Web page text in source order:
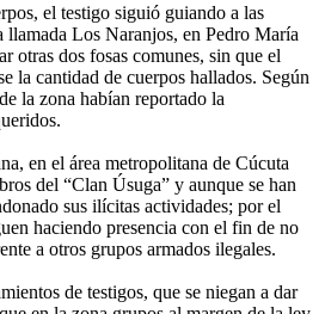
el testigo siguió guiando a las
llamada Los Naranjos, en Pedro María
otras dos fosas comunes, sin que el
la cantidad de cuerpos hallados. Según
la zona habían reportado la
en el área metropolitana de Cúcuta
del “Clan Úsuga” y aunque se han
sus ilícitas actividades; por el
haciendo presencia con el fin de no
a otros grupos armados ilegales.
de testigos, que se niegan a dar